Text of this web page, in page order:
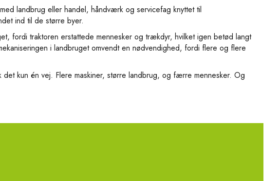
landbrug eller handel, håndværk og servicefag knyttet til
ind til de større byer.
fordi traktoren erstattede mennesker og trækdyr, hvilket igen betød langt
i landbruget omvendt en nødvendighed, fordi flere og flere
kun én vej. Flere maskiner, større landbrug, og færre mennesker. Og